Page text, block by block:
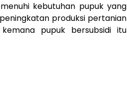
kebutuhan pupuk yang
produksi pertanian
pupuk bersubsidi itu